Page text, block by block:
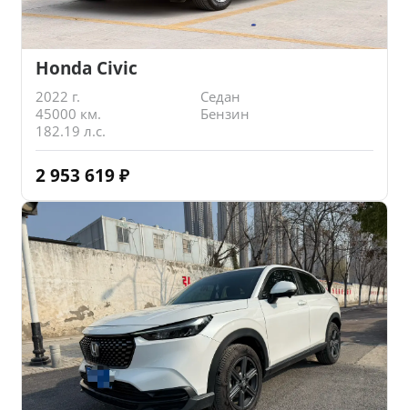
Honda Civic
2022 г.
Седан
45000 км.
Бензин
182.19 л.с.
2 953 619 ₽